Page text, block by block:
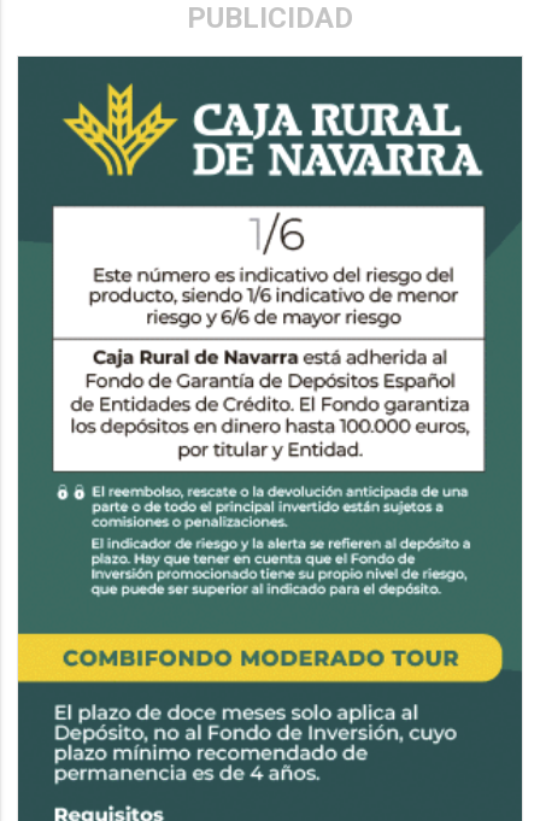
PUBLICIDAD